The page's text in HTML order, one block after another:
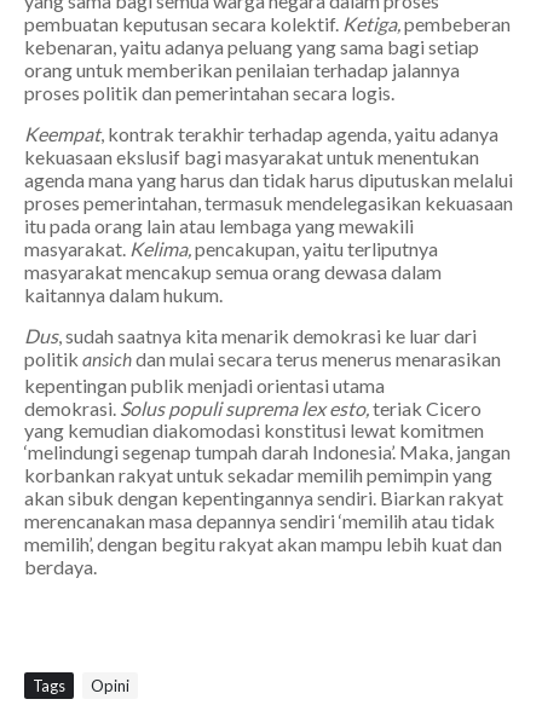
pembuatan keputusan secara kolektif. Ketiga,pembeberan
kebenaran, yaitu adanya peluang yang sama bagi setiap
orang untuk memberikan penilaian terhadap jalannya
proses politik dan pemerintahan secara logis.
Keempat, kontrak terakhir terhadap agenda, yaitu adanya
kekuasaan ekslusif bagi masyarakat untuk menentukan
agenda mana yang harus dan tidak harus diputuskan melalui
proses pemerintahan, termasuk mendelegasikan kekuasaan
itu pada orang lain atau lembaga yang mewakili
masyarakat. Kelima,pencakupan, yaitu terliputnya
masyarakat mencakup semua orang dewasa dalam
kaitannya dalam hukum.
Dus, sudah saatnya kita menarik demokrasi ke luar dari
politik ansichdan mulai secara terus menerus menarasikan
kepentingan publik menjadi orientasi utama
demokrasi. Solus populi suprema lex esto,teriak Cicero
yang kemudian diakomodasi konstitusi lewat komitmen
‘melindungi segenap tumpah darah Indonesia’. Maka, jangan
korbankan rakyat untuk sekadarmemilih pemimpin yang
akan sibuk dengan kepentingannya sendiri. Biarkan rakyat
merencanakan masa depannya sendiri ‘memilih atau tidak
memilih’, dengan begitu rakyat akan mampu lebih kuat dan
berdaya.
Tags Opini